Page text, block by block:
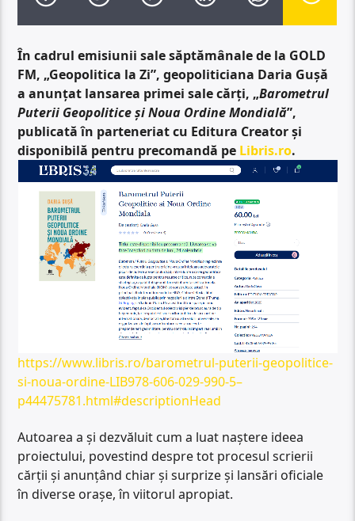
În cadrul emisiunii sale săptămânale de la GOLD
FM, „Geopolitica la Zi”, geopoliticiana Daria Gușă
a anunțat lansarea primei sale cărți, „Barometrul
Puterii Geopolitice și Noua Ordine Mondială”,
publicată în parteneriat cu Editura Creator și
disponibilă pentru precomandă pe Libris.ro.
https://www.libris.ro/barometrul-puterii-geopolitice-
si-noua-ordine-LIB978-606-029-990-5–
p44475781.html#descriptionHead
Autoarea a și dezvăluit cum a luat naștere ideea
proiectului, povestind despre tot procesul scrierii
cărții și anunțând chiar și surprize și lansări oficiale
în diverse orașe, în viitorul apropiat.